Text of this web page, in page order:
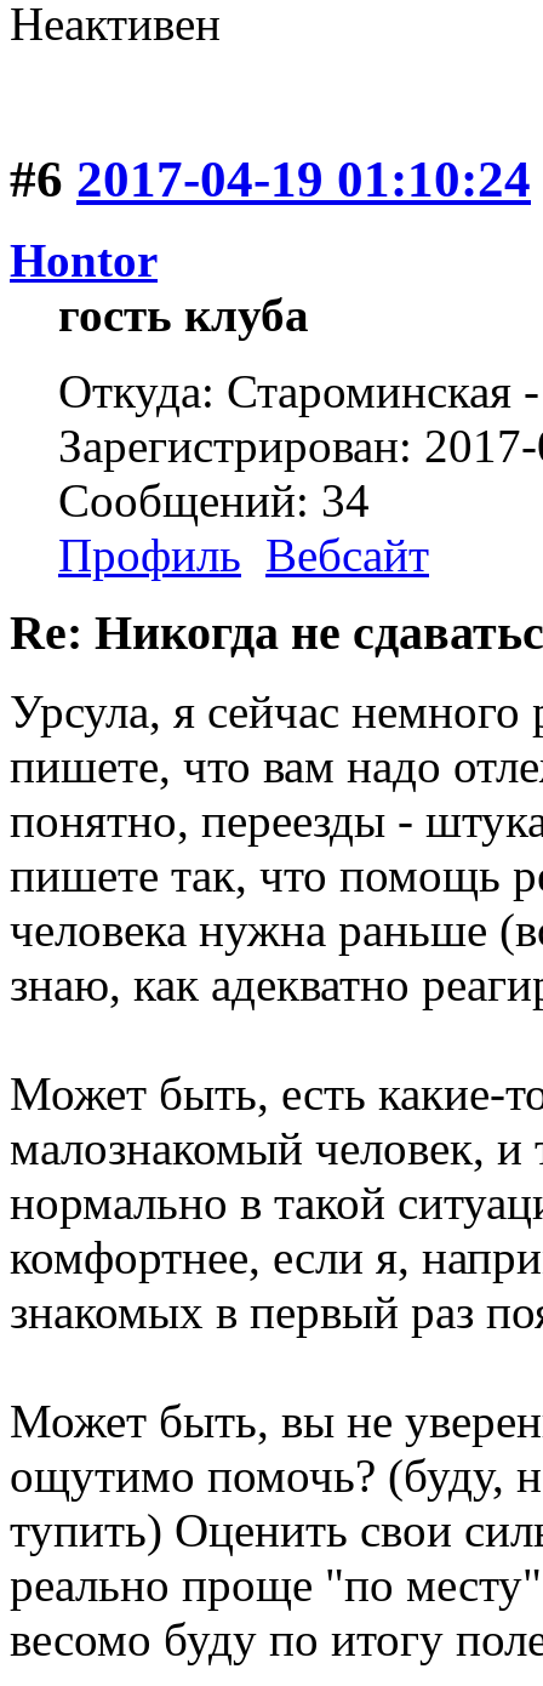
Неактивен
#6 2017-04-19 01:10:24
Hontor
гость клуба
Откуда: Староминская
Зарегистрирован:
Сообщений: 34
Профиль Вебсайт
Re: Никогда не
Урсула, я сейчас
пишете, что вам надо
понятно, переезды -
пишете так, что помощь
человека нужна раньше
знаю, как адекватно
Может быть, есть какие-
малознакомый человек, и
нормально в такой
комфортнее, если я,
знакомых в первый раз
Может быть, вы не
ощутимо помочь? (буду,
тупить) Оценить свои
реально проще "по
весомо буду по итогу